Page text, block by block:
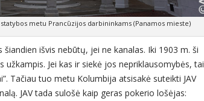
metu Prancūzijos darbininkams (Panamos mieste)
šiandien išvis nebūtų, jei ne kanalas. Iki 1903 m. ši
Jei kas ir siekė jos nepriklausomybės, tai
Tačiau tuo metu Kolumbija atsisakė suteikti JAV
JAV tada sulošė kaip geras pokerio lošėjas: